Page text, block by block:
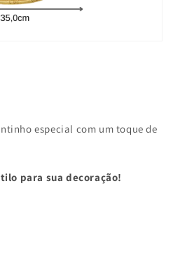
especial com um toque de
para sua decoração!